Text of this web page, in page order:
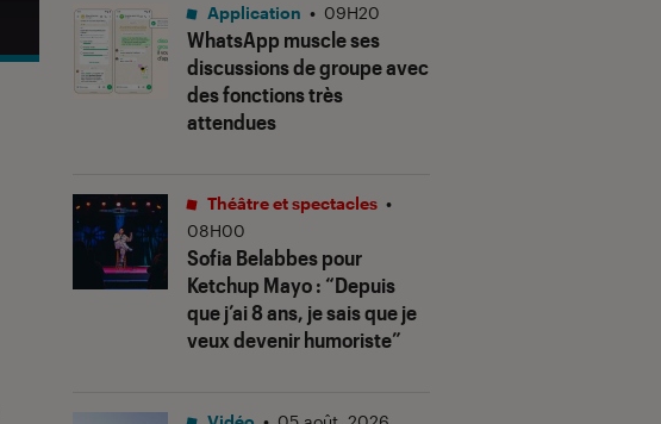
WhatsApp muscle ses
discussions de groupe avec
des fonctions très
attendues
Application • 09H20
Sofia Belabbes pour
Ketchup Mayo: “Depuis
que j’ai 8 ans, je sais que je
veux devenir humoriste”
Théâtre et spectacles •
08H00